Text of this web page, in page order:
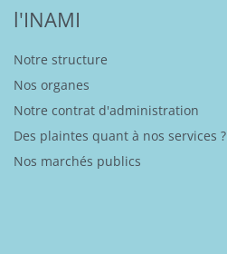
l'INAMI
Notre structure
Nos organes
Notre contrat d'administration
Des plaintes quant à nos services ?
Nos marchés publics